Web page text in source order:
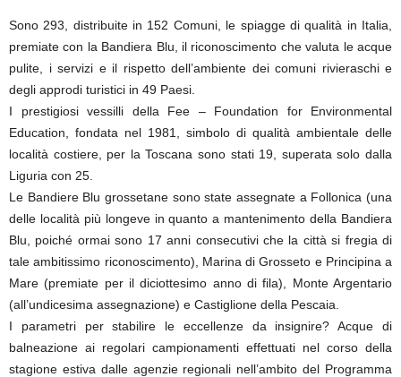
Sono 293, distribuite in 152 Comuni, le spiagge di qualità in Italia,
premiate con la Bandiera Blu, il riconoscimento che valuta le acque
pulite, i servizi e il rispetto dell’ambiente dei comuni rivieraschi e
degli approdi turistici in 49 Paesi.
I prestigiosi vessilli della Fee – Foundation for Environmental
Education, fondata nel 1981, simbolo di qualità ambientale delle
località costiere, per la Toscana sono stati 19, superata solo dalla
Liguria con 25.
Le Bandiere Blu grossetane sono state assegnate a Follonica (una
delle località più longeve in quanto a mantenimento della Bandiera
Blu, poiché ormai sono 17 anni consecutivi che la città si fregia di
tale ambitissimo riconoscimento), Marina di Grosseto e Principina a
Mare (premiate per il diciottesimo anno di fila), Monte Argentario
(all’undicesima assegnazione) e Castiglione della Pescaia.
I parametri per stabilire le eccellenze da insignire? Acque di
balneazione ai regolari campionamenti effettuati nel corso della
stagione estiva dalle agenzie regionali nell’ambito del Programma